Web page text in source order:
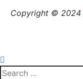
Copyright © 2024